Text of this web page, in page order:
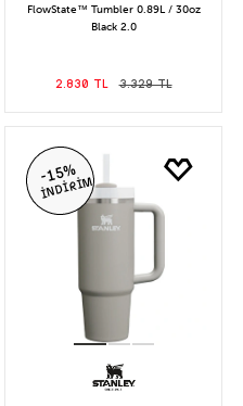
FlowState™ Tumbler 0.89L / 30oz
Black 2.0
2.830 TL 3.329 TL
-15%
İNDİRİM